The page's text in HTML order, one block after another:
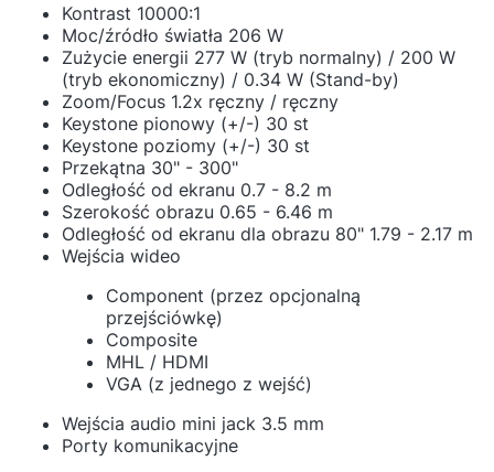
Kontrast 10000:1
Moc/źródło światła 206 W
Zużycie energii 277 W (tryb normalny) / 200 W
(tryb ekonomiczny) / 0.34 W (Stand-by)
Zoom/Focus 1.2x ręczny / ręczny
Keystone pionowy (+/-) 30 st
Keystone poziomy (+/-) 30 st
Przekątna 30" - 300"
Odległość od ekranu 0.7 - 8.2 m
Szerokość obrazu 0.65 - 6.46 m
Odległość od ekranu dla obrazu 80" 1.79 - 2.17 m
Wejścia wideo
Component (przez opcjonalną
przejściówkę)
Composite
MHL / HDMI
VGA (z jednego z wejść)
Wejścia audio mini jack 3.5 mm
Porty komunikacyjne